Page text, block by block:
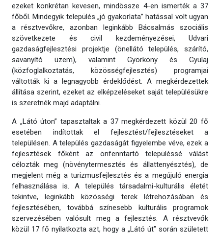
ezeket konkrétan kevesen, mindössze 4-en ismerték a 37
főből. Mindegyik település „jó gyakorlata” hatással volt ugyan
a résztvevőkre, azonban leginkább Bácsalmás szociális
szövetkezete és civil kezdeményezései, Udvari
gazdaságfejlesztési projektje (önellátó település, szárító,
savanyító üzem), valamint Györköny és Gyulaj
(közfoglalkoztatás, közösségfejlesztés) programjai
váltották ki a legnagyobb érdeklődést. A megkérdezettek
állítása szerint, ezeket az elképzeléseket saját településükre
is szeretnék majd adaptálni.
A „Látó úton” tapasztaltak a 37 megkérdezett közül 20 fő
esetében indítottak el fejlesztést/fejlesztéseket a
településen. A település gazdaságát figyelembe véve, ezek a
fejlesztések főként az önfenntartó településsé válást
célozták meg (növénytermesztés és állattenyésztés), de
megjelent még a turizmusfejlesztés és a megújuló energia
felhasználása is. A település társadalmi-kulturális életét
tekintve, leginkább közösségi terek létrehozásában és
fejlesztésében, továbbá színesebb kulturális programok
szervezésében valósult meg a fejlesztés. A résztvevők
közül 17 fő nyilatkozta azt, hogy a „Látó út” során született